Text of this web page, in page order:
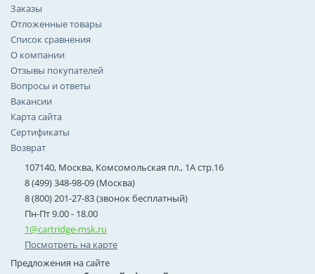
Заказы
Отложенные товары
Список сравнения
О компании
Отзывы покупателей
Вопросы и ответы
Вакансии
Карта сайта
Сертификаты
Возврат
107140, Москва, Комсомольская пл., 1А стр.16
8 (499) 348-98-09 (Москва)
8 (800) 201-27-83 (звонок бесплатный)
Пн-Пт 9.00 - 18.00
1@cartridge-msk.ru
Посмотреть на карте
Предложения на сайте